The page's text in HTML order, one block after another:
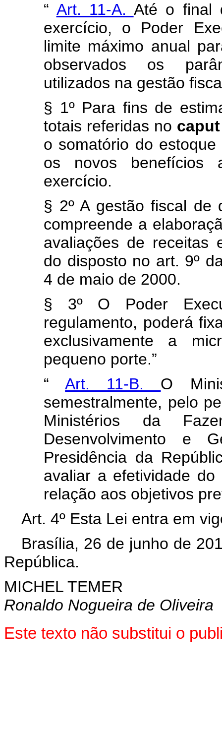
“ Art. 11-A. Até o final
exercício, o Poder
limite máximo anual
observados os
utilizados na gestão
§ 1º Para fins de
totais referidas no
o somatório do
os novos benefícios
exercício.
§ 2º A gestão fiscal
compreende a
avaliações de receitas
do disposto no art. 9º
4 de maio de 2000.
§ 3º O Poder
regulamento, poderá
exclusivamente a
pequeno porte.”
“Art. 11-B. O
semestralmente, pelo
Ministérios da
Desenvolvimento
Presidência da
avaliar a efetividade
relação aos objetivos
Art. 4º Esta Lei entra em
Brasília, 26 de junho de
República.
MICHEL TEMER
Ronaldo Nogueira de Oliveira
Este texto não substitui o